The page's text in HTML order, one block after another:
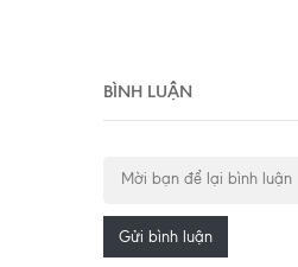
BÌNH LUẬN
Gửi bình luận